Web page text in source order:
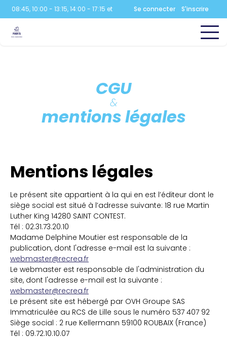
10:00 - 13:15, 14:00 - 17:15 et 18:00 - 21:30 Aquatique:07:00 -
Se connecter S'inscrire
CGU
&
mentions légales
Mentions légales
Le présent site appartient à la qui en est l’éditeur dont le
siège social est situé à l’adresse suivante: 18 rue Martin
Luther King 14280 SAINT CONTEST.
Tél : 02.31.73.20.10
Madame Delphine Moutier est responsable de la
publication, dont l'adresse e-mail est la suivante :
webmaster@recrea.fr
Le webmaster est responsable de l'administration du
site, dont l'adresse e-mail est la suivante :
webmaster@recrea.fr
Le présent site est hébergé par OVH Groupe SAS
Immatriculée au RCS de Lille sous le numéro 537 407 92
Siège social : 2 rue Kellermann 59100 ROUBAIX (France)
Tél : 09.72.10.10.07